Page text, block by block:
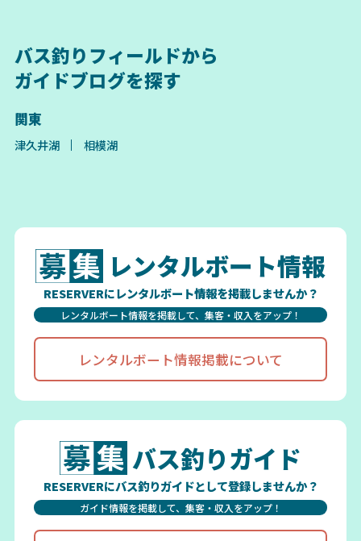
バス釣りフィールドから
ガイドブログを探す
関東
津久井湖 相模湖
レンタルボート情報
RESERVERにレンタルボート情報を掲載しませんか？
レンタルボート情報を掲載して、集客・収入をアップ！
レンタルボート情報掲載について
バス釣りガイド
RESERVERにバス釣りガイドとして登録しませんか？
ガイド情報を掲載して、集客・収入をアップ！